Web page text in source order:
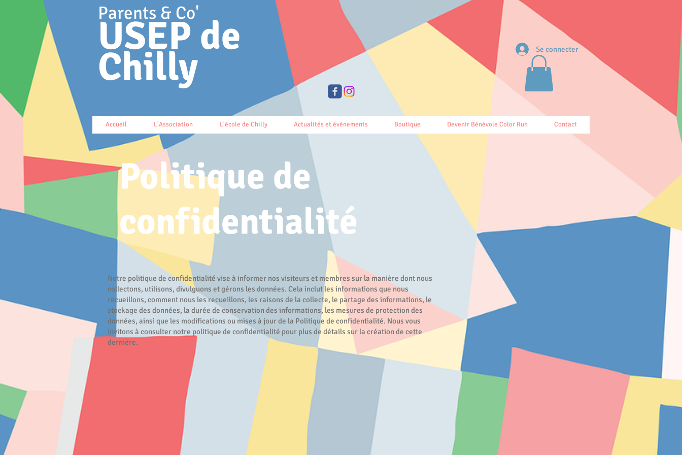
Parents & Co'
USEP de
Chilly Se connecter
Accueil L'Association L'école de Chilly Actualités et événements Boutique Devenir Bénévole Color Run Contact
Politique de
confidentialité
Notre politique de confidentialité vise à informer nos visiteurs et membres sur la manière dont nous
collectons, utilisons, divulguons et gérons les données. Cela inclut les informations que nous
recueillons, comment nous les recueillons, les raisons de la collecte, le partage des informations, le
stockage des données, la durée de conservation des informations, les mesures de protection des
données, ainsi que les modifications ou mises à jour de la Politique de confidentialité. Nous vous
invitons à consulter notre politique de confidentialité pour plus de détails sur la création de cette
dernière.